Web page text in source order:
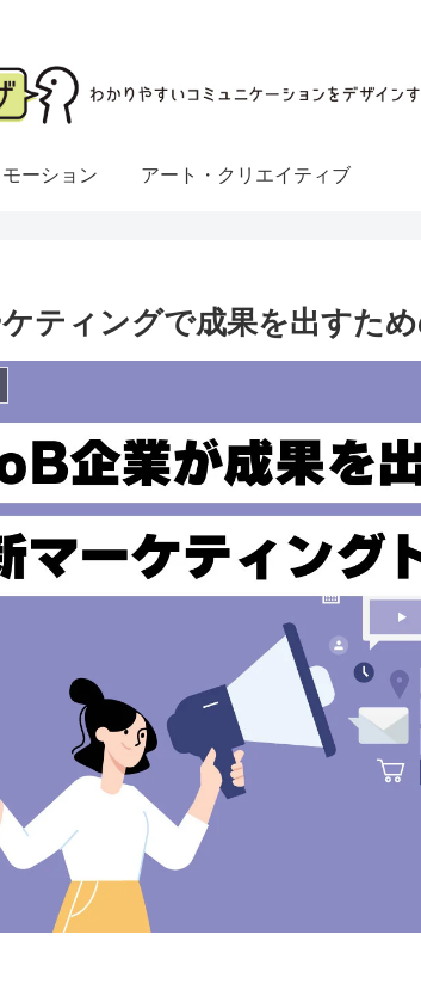
ーション アート・クリエイティブ
ティングで成果を出すた